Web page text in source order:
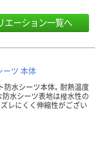
エーション一覧へ
ーツ 本体
防水シーツ本体。耐熱温度
水シーツ表地は撥水性の
レにくく伸縮性がござい